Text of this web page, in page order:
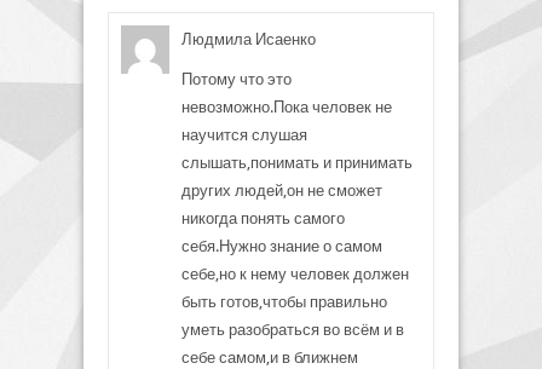
Людмила Исаенко
Потому что это
невозможно.Пока человек не
научится слушая
слышать,понимать и принимать
других людей,он не сможет
никогда понять самого
себя.Нужно знание о самом
себе,но к нему человек должен
быть готов,чтобы правильно
уметь разобраться во всём и в
себе самом,и в ближнем